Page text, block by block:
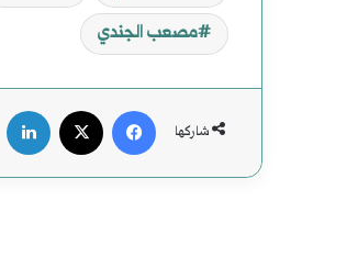
مصعب الجندي
شاركها
فيسبوك